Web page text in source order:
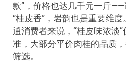
款”，价格也达几千元一斤
“桂皮香”，岩韵也是重要维
通消费者来说，“桂皮味浓淡
准，大部分平价肉桂的品质
筛选。